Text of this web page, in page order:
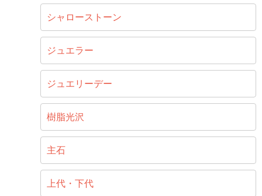
シャローストーン
ジュエラー
ジュエリーデー
樹脂光沢
主石
上代・下代